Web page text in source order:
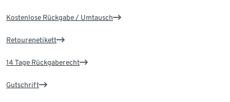
Kostenlose Rückgabe / Umtausch
Retourenetikett
14 Tage Rückgaberecht
Gutschrift